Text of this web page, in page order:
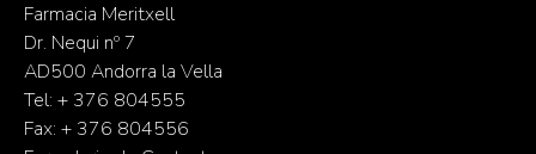
Farmacia Meritxell
Dr. Nequi nº 7
AD500 Andorra la Vella
Tel: + 376 804555
Fax: + 376 804556